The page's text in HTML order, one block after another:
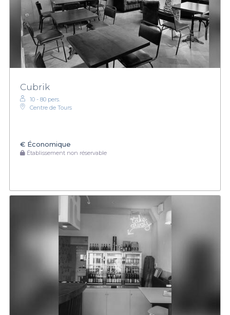
Cubrik
10 - 80 pers.
Centre de Tours
€ Économique
Établissement non réservable